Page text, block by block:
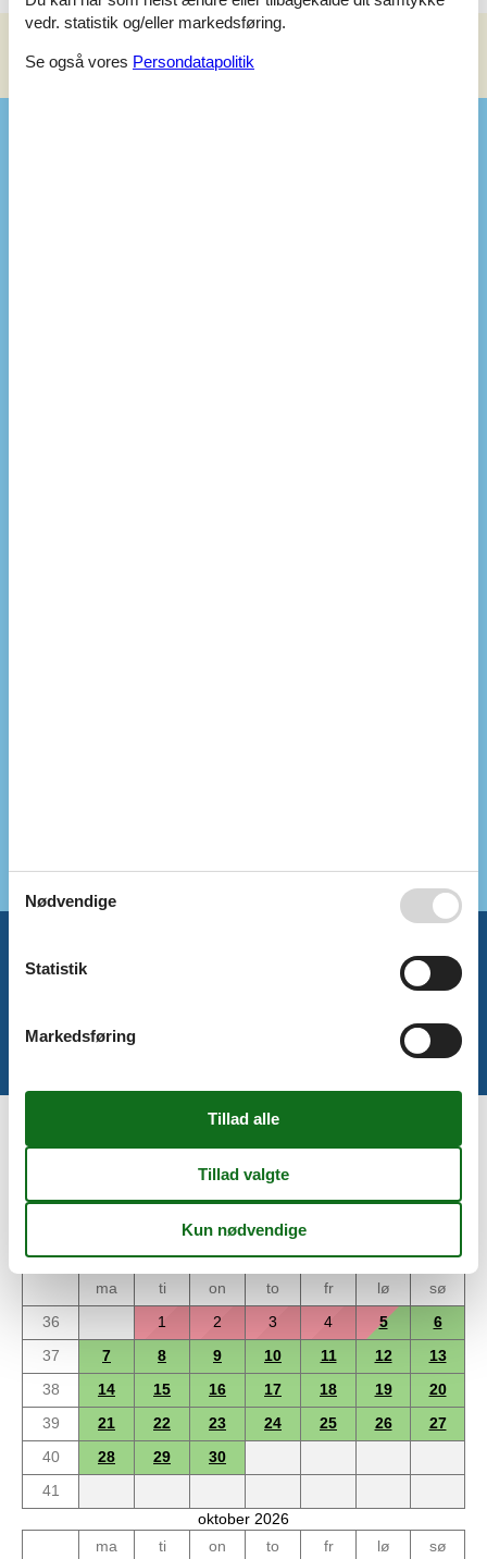
Se nabo emner Se solens gang om emnet
Kalender
september 2026
ma
ti on to fr lø
sø
36
1 2 3 4 5
6
37
7 8 9 10 11 12
13
38
14 15 16 17 18 19
20
39
21 22 23 24 25 26
27
40
28 29
30
41
oktober 2026
ma
ti on to fr lø
sø
vedr. statistik og/eller markedsføring.
Se også vores Persondatapolitik
Nødvendige
Statistik
Markedsføring